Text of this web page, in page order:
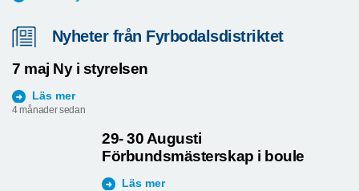
Nyheter från Fyrbodalsdistriktet
7 maj Ny i styrelsen
Läs mer
4 månader sedan
29- 30 Augusti
Förbundsmästerskap i boule
Läs mer